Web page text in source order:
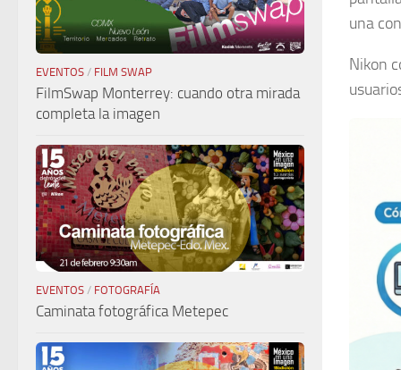
una
Nikon
EVENTOS / FILM SWAP
FilmSwap Monterrey: cuando otra mirada
completa la imagen
EVENTOS / FOTOGRAFÍA
Caminata fotográfica Metepec